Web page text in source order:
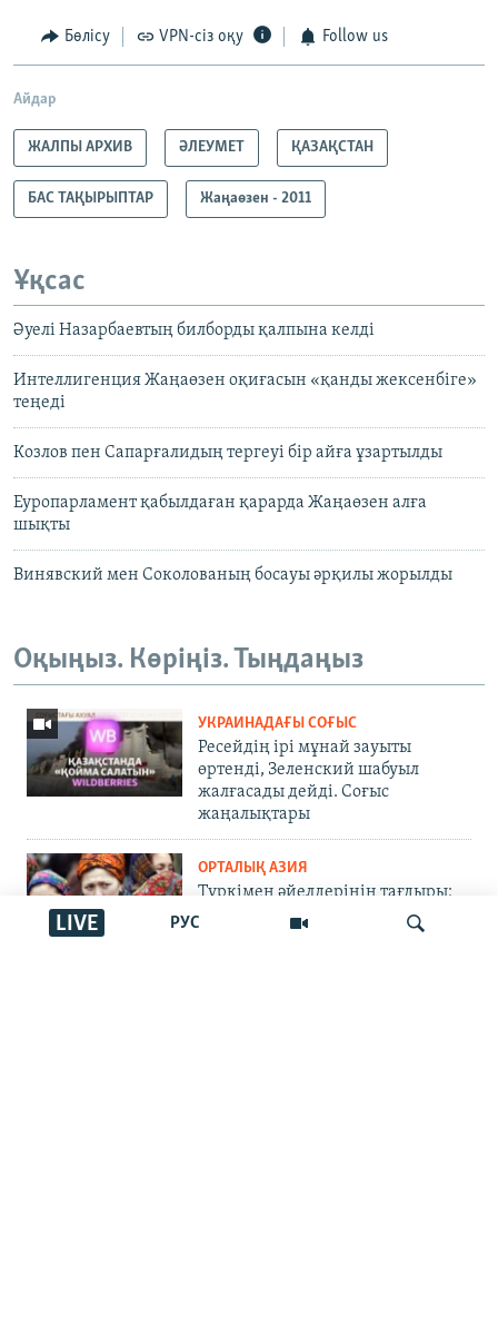
РУС
LIVE
Бөлісу VPN-сіз оқу Follow us
Айдар
ЖАЛПЫ АРХИВ ӘЛЕУМЕТ ҚАЗАҚСТАН
БАС ТАҚЫРЫПТАР Жаңаөзен - 2011
Ұқсас
Әуелі Назарбаевтың билборды қалпына келді
Интеллигенция Жаңаөзен оқиғасын «қанды жексенбіге»
теңеді
Козлов пен Сапарғалидың тергеуі бір айға ұзартылды
Еуропарламент қабылдаған қарарда Жаңаөзен алға
шықты
Винявский мен Соколованың босауы әрқилы жорылды
Оқыңыз. Көріңіз. Тыңдаңыз
УКРАИНАДАҒЫ СОҒЫС
Ресейдің ірі мұнай зауыты
өртенді, Зеленский шабуыл
жалғасады дейді. Соғыс
жаңалықтары
ОРТАЛЫҚ АЗИЯ
Түркімен әйелдерінің тағдыры:
өз елінде де, жат жерде де құқығы